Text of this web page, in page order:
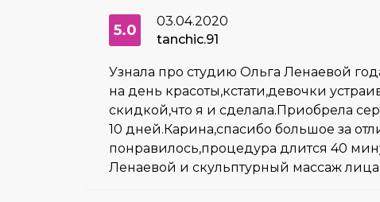
5.0
03.04.2020
tanchic.91
Узнала про студию Ольга Ленаевой
на день красоты,кстати,девочки
скидкой,что я и сделала.Приобрела
10 дней.Карина,спасибо большое за
понравилось,процедура длится 40
Ленаевой и скульптурный массаж